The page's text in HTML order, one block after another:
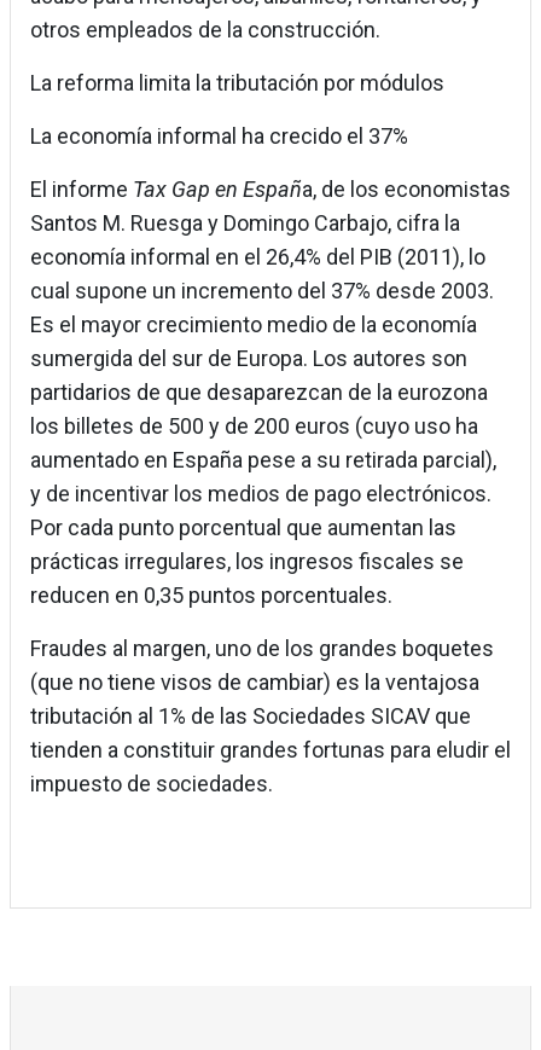
otros empleados de la construcción.
La reforma limita la tributación por módulos
La economía informal ha crecido el 37%
El informe Tax Gap en España, de los economistas
Santos M. Ruesga y Domingo Carbajo, cifra la
economía informal en el 26,4% del PIB (2011), lo
cual supone un incremento del 37% desde 2003.
Es el mayor crecimiento medio de la economía
sumergida del sur de Europa. Los autores son
partidarios de que desaparezcan de la eurozona
los billetes de 500 y de 200 euros (cuyo uso ha
aumentado en España pese a su retirada parcial),
y de incentivar los medios de pago electrónicos.
Por cada punto porcentual que aumentan las
prácticas irregulares, los ingresos fiscales se
reducen en 0,35 puntos porcentuales.
Fraudes al margen, uno de los grandes boquetes
(que no tiene visos de cambiar) es la ventajosa
tributación al 1% de las Sociedades SICAV que
tienden a constituir grandes fortunas para eludir el
impuesto de sociedades.